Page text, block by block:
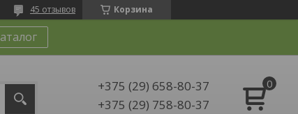
Корзина
45 отзывов
+375 (29) 658-80-37
+375 (29) 758-80-37